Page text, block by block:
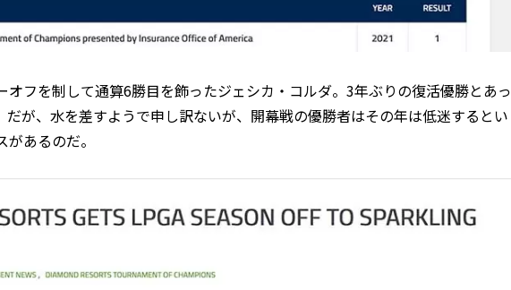
オフを制して通算6勝目を飾ったジェシカ・コルダ。3年ぶりの復活優勝とあっ
だが、水を差すようで申し訳ないが、開幕戦の優勝者はその年は低迷するとい
あるのだ。